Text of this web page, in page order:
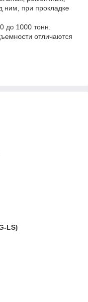
ним, при прокладке
до 1000 тонн.
отличаются
LS)